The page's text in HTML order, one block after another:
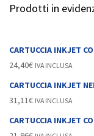
Prodotti in
CARTUCCIA INKJET
24,40€ IVA INCLUSA
CARTUCCIA INKJET
31,11€ IVA INCLUSA
CARTUCCIA INKJET